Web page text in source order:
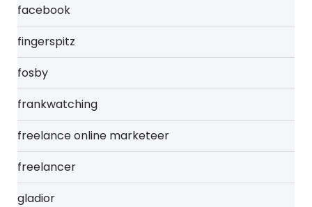
facebook
fingerspitz
fosby
frankwatching
freelance online marketeer
freelancer
gladior